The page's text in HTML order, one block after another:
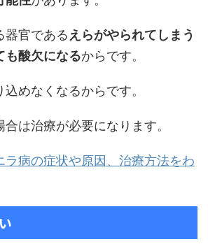
器官である えらがやられてしまう
も酸欠になるからです。
めなくなるからです。
は治療が必要になります。
ラ病の症状や原因、治療方法をわ